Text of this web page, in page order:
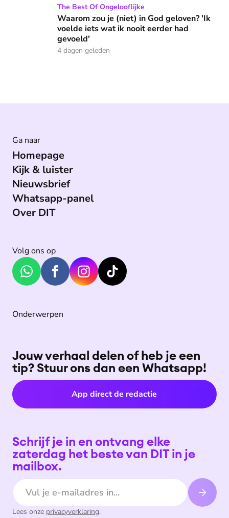
Waarom zou je (niet) in God geloven? 'Ik voelde iets wat
The Best Of Ongelooflijke
Waarom zou je (niet) in God geloven? 'Ik
voelde iets wat ik nooit eerder had
gevoeld'
4 dagen geleden
Ga naar
Homepage
Kijk & luister
Nieuwsbrief
Whatsapp-panel
Over DIT
Volg ons op
Onderwerpen
Jouw verhaal delen of heb je een
tip? Stuur ons dan een Whatsapp!
App direct de redactie
Schrijf je in en ontvang elke
zaterdag het beste van DIT in je
mailbox.
E-mailadres
Lees onze privacyverklaring.